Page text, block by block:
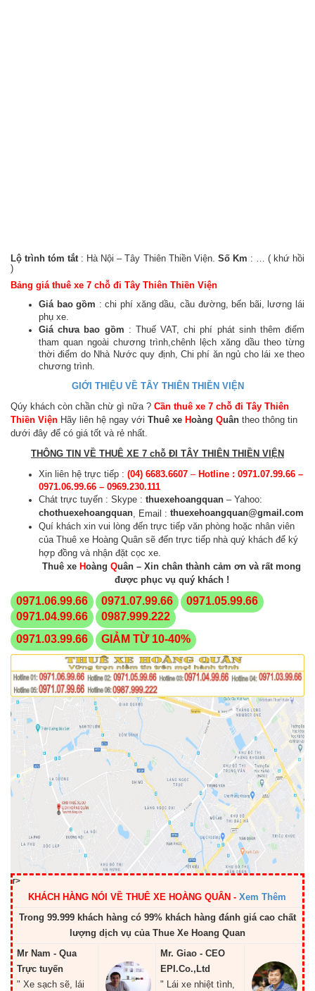
Lộ trình tóm tắt: Hà Nội – Tây Thiên Thiền Viện. Số Km : … ( khứ hồi
)
Bảng giá thuê xe 7 chỗ đi Tây Thiên Thiền Viện
Giá bao gồm : chi phí xăng dầu, cầu đường, bến bãi, lương lái
phụ xe.
Giá chưa bao gồm : Thuế VAT, chi phí phát sinh thêm điểm
tham quan ngoài chương trình,chênh lệch xăng dầu theo từng
thời điểm do Nhà Nước quy định, Chi phí ăn ngủ cho lái xe theo
chương trình.
GIỚI THIỆU VỀ TÂY THIÊN THIỀN VIỆN
Qúy khách còn chần chừ gì nữa ? Cần thuê xe 7 chỗ đi Tây Thiên
Thiền Viện Hãy liên hệ ngay với Thuê xe Hoàng Quân theo thông tin
dưới đây để có giá tốt và rẻ nhất.
THÔNG TIN VỀ THUÊ XE 7 chỗ ĐI TÂY THIÊN THIỀN VIỆN
Xin liên hệ trực tiếp : (04) 6683.6607 – Hotline : 0971.07.99.66 –
0971.06.99.66 – 0969.230.111
Chát trực tuyến : Skype : thuexehoangquan – Yahoo:
chothuexehoangquan , Email : thuexehoangquan@gmail.com
Quí khách xin vui lòng đến trực tiếp văn phòng hoặc nhân viên
của Thuê xe Hoàng Quân sẽ đến trực tiếp nhà quý khách để ký
hợp đồng và nhận đặt cọc xe.
Thuê xe Hoàng Quân – Xin chân thành cảm ơn và rất mong
được phục vụ quý khách !
0971.06.99.66 0971.07.99.66
0971.05.99.66
0971.04.99.66
0987.999.222
0971.03.99.66
GIẢM TỪ 10-40%
r>
KHÁCH HÀNG NÓI VỀ THUÊ XE HOÀNG QUÂN - Xem Thêm
Trong 99.999 khách hàng có 99% khách hàng đánh giá cao chất
lượng dịch vụ của Thue Xe Hoang Quan
Mr Nam - Qua
Trực tuyến
" Xe sạch sẽ, lái
Mr. Giao - CEO
EPI.Co.,Ltd
" Lái xe nhiệt tình,